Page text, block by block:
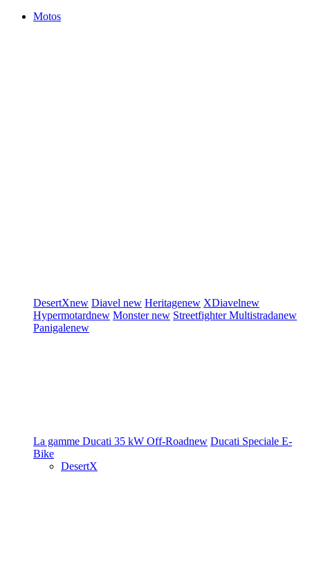
Motos
DesertXnew Diavel new Heritagenew XDiavelnew
Hypermotardnew Monsternew StreetfighterMultistradanew
Panigalenew
La gamme Ducati 35 kW Off-Roadnew Ducati Speciale E-
Bike
DesertX